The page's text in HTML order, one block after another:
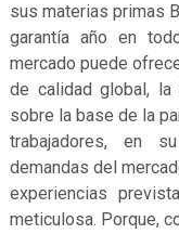
sus materias primas
garantía año en
mercado puede
de calidad global,
sobre la base de la
trabajadores, en
demandas del
experiencias
meticulosa. Porque,